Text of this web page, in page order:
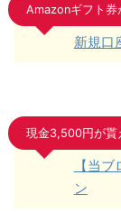
Amazonギフト券
新規口
現金3,500円が貰
【当
ン